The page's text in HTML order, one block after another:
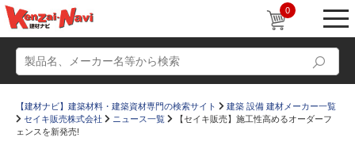
0
【建材ナビ】建築材料・建築資材専門の検索サイト
建築 設備 建材メーカー一覧
セイキ販売株式会社
ニュース一覧
【セイキ販売】施工性高めるオーダーフ
ェンスを新発売!